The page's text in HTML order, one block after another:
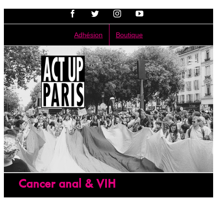
Passer
FacebookTwitterInstagramYouTube
Adhésion Boutique
Cancer anal & VIH